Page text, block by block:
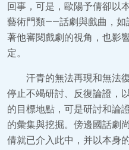
回事，可是，歐陽予倩卻以
藝術門類——話劇與戲曲，如
著他審閱戲劇的視角，也影
定。
汗青的無法再現和無法
停止不竭研討、反復論證，
的目標地點，可是研討和論
的彙集與挖掘。傍邊國話劇
倩就已介入此中，并以本身